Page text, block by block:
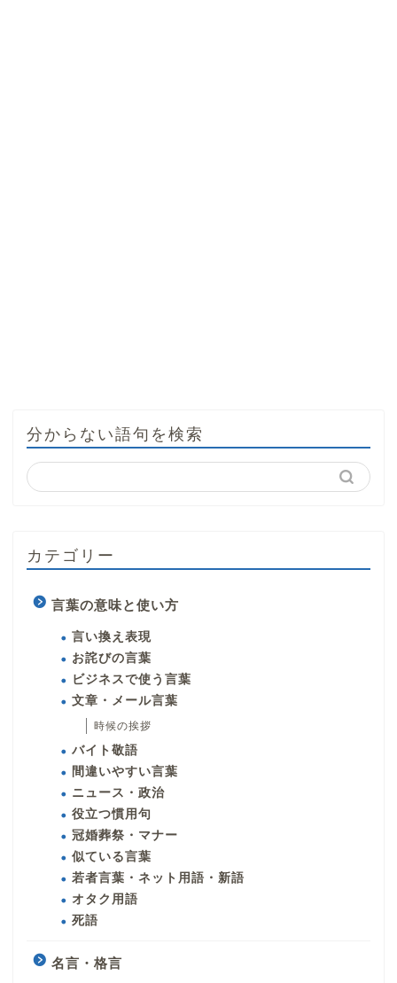
分からない語句を検索
カテゴリー
言葉の意味と使い方
言い換え表現
お詫びの言葉
ビジネスで使う言葉
文章・メール言葉
時候の挨拶
バイト敬語
間違いやすい言葉
ニュース・政治
役立つ慣用句
冠婚葬祭・マナー
似ている言葉
若者言葉・ネット用語・新語
オタク用語
死語
名言・格言